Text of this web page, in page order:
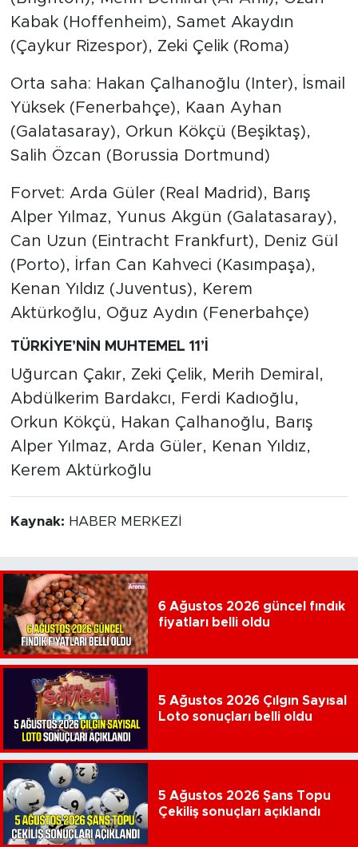
Kabak (Hoffenheim), Samet Akaydın
(Çaykur Rizespor), Zeki Çelik (Roma)
Orta saha: Hakan Çalhanoğlu (Inter), İsmail
Yüksek (Fenerbahçe), Kaan Ayhan
(Galatasaray), Orkun Kökçü (Beşiktaş),
Salih Özcan (Borussia Dortmund)
Forvet: Arda Güler (Real Madrid), Barış
Alper Yılmaz, Yunus Akgün (Galatasaray),
Can Uzun (Eintracht Frankfurt), Deniz Gül
(Porto), İrfan Can Kahveci (Kasımpaşa),
Kenan Yıldız (Juventus), Kerem
Aktürkoğlu, Oğuz Aydın (Fenerbahçe)
TÜRKİYE’NİN MUHTEMEL 11’İ
Uğurcan Çakır, Zeki Çelik, Merih Demiral,
Abdülkerim Bardakcı, Ferdi Kadıoğlu,
Orkun Kökçü, Hakan Çalhanoğlu, Barış
Alper Yılmaz, Arda Güler, Kenan Yıldız,
Kerem Aktürkoğlu
Kaynak: HABER MERKEZİ
6 Ağustos 2026 güncel fındık
fiyatları belli oldu
5 Ağustos 2026 Çılgın Sayısal
Loto sonuçları belli oldu
5 Ağustos 2026 Şans Topu
Çekiliş sonuçları açıklandı